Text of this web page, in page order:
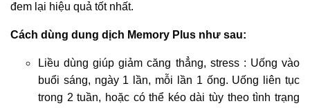
đem lại hiệu quả tốt nhất.
Cách dùng dung dịch Memory Plus như sau:
Liều dùng giúp giảm căng thẳng, stress : Uống vào
buổi sáng, ngày 1 lần, mỗi lần 1 ống. Uống liên tục
trong 2 tuần, hoặc có thể kéo dài tùy theo tình trạng